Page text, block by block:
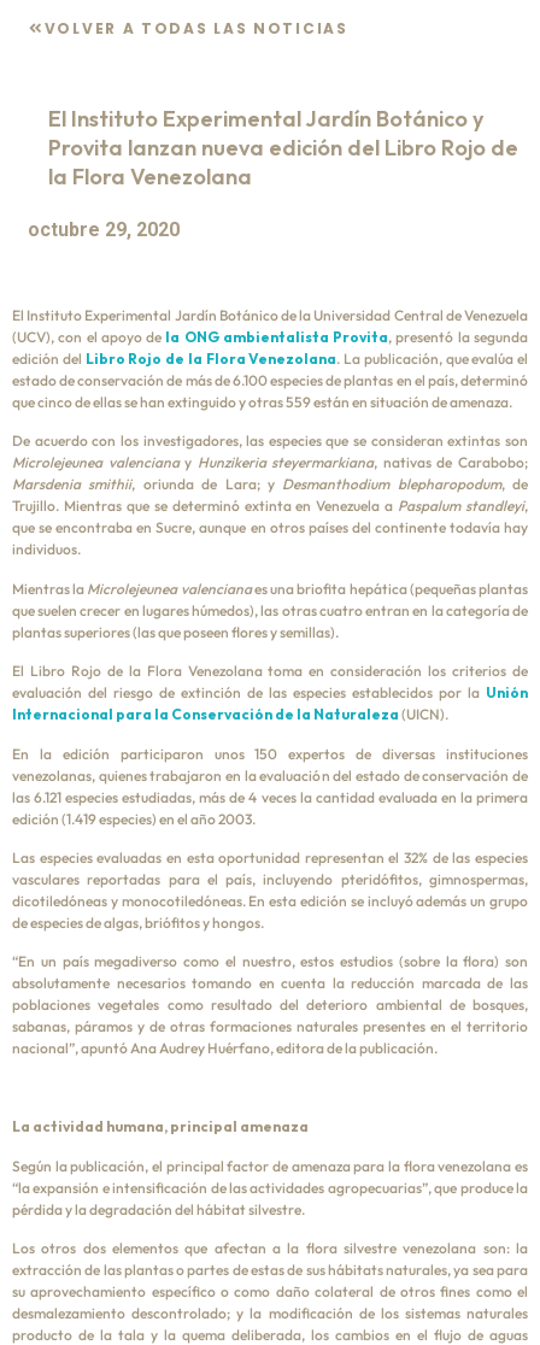
VOLVER A TODAS LAS NOTICIAS
El Instituto Experimental Jardín Botánico y
Provita lanzan nueva edición del Libro Rojo de
la Flora Venezolana
octubre 29, 2020
El Instituto Experimental Jardín Botánico de la Universidad Central de Venezuela
(UCV), con el apoyo de la ONG ambientalista Provita, presentó la segunda
edición del Libro Rojo de la Flora Venezolana. La publicación, que evalúa el
estado de conservación de más de 6.100 especies de plantas en el país, determinó
que cinco de ellas se han extinguido y otras 559 están en situación de amenaza.
De acuerdo con los investigadores, las especies que se consideran extintas son
Microlejeunea valencianay Hunzikeria steyermarkiana, nativas de Carabobo;
Marsdenia smithii, oriunda de Lara; y Desmanthodium blepharopodum, de
Trujillo. Mientras que se determinó extinta en Venezuela a Paspalum standleyi,
que se encontraba en Sucre, aunque en otros países del continente todavía hay
individuos.
Mientras la Microlejeunea valencianaes una briofita hepática (pequeñas plantas
que suelen crecer en lugares húmedos), las otras cuatro entran en la categoría de
plantas superiores (las que poseen flores y semillas).
El Libro Rojo de la Flora Venezolana toma en consideración los criterios de
evaluación del riesgo de extinción de las especies establecidos por la Unión
Internacional para la Conservación de la Naturaleza (UICN).
En la edición participaron unos 150 expertos de diversas instituciones
venezolanas, quienes trabajaron en la evaluación del estado de conservación de
las 6.121 especies estudiadas, más de 4 veces la cantidad evaluada en la primera
edición (1.419 especies) en el año 2003.
Las especies evaluadas en esta oportunidad representan el 32% de las especies
vasculares reportadas para el país, incluyendo pteridófitos, gimnospermas,
dicotiledóneas y monocotiledóneas. En esta edición se incluyó además un grupo
de especies de algas, briófitos y hongos.
“En un país megadiverso como el nuestro, estos estudios (sobre la flora) son
absolutamente necesarios tomando en cuenta la reducción marcada de las
poblaciones vegetales como resultado del deterioro ambiental de bosques,
sabanas, páramos y de otras formaciones naturales presentes en el territorio
nacional”, apuntó Ana Audrey Huérfano, editora de la publicación.
La actividad humana, principal amenaza
Según la publicación, el principal factor de amenaza para la flora venezolana es
“la expansión e intensificación de las actividades agropecuarias”, que produce la
pérdida y la degradación del hábitat silvestre.
Los otros dos elementos que afectan a la flora silvestre venezolana son: la
extracción de las plantas o partes de estas de sus hábitats naturales, ya sea para
su aprovechamiento específico o como daño colateral de otros fines como el
desmalezamiento descontrolado; y la modificación de los sistemas naturales
producto de la tala y la quema deliberada, los cambios en el flujo de aguas